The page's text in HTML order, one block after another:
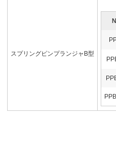
スプリングピンプランジャB型